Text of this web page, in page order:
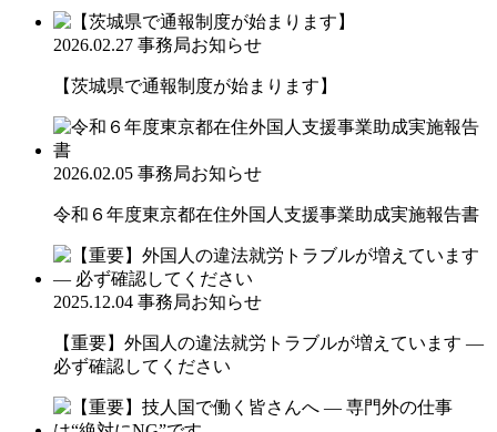
2026.02.27 事務局お知らせ
【茨城県で通報制度が始まります】
2026.02.05 事務局お知らせ
令和６年度東京都在住外国人支援事業助成実施報告書
2025.12.04 事務局お知らせ
【重要】外国人の違法就労トラブルが増えています ―
必ず確認してください